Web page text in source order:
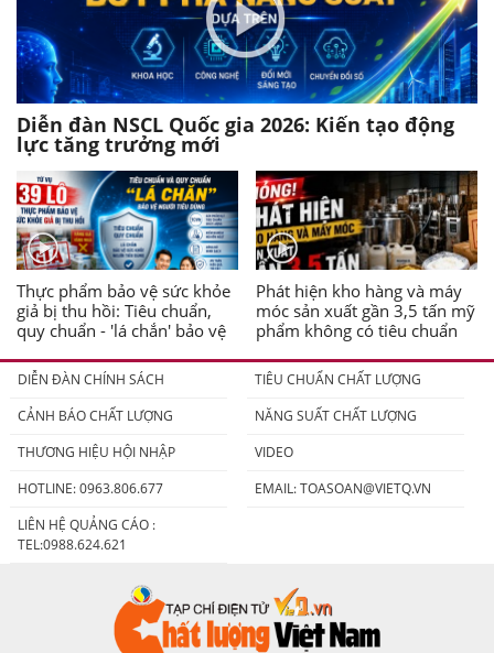
Diễn đàn NSCL Quốc gia 2026: Kiến tạo động
lực tăng trưởng mới
Thực phẩm bảo vệ sức khỏe
giả bị thu hồi: Tiêu chuẩn,
quy chuẩn - 'lá chắn' bảo vệ
Phát hiện kho hàng và máy
móc sản xuất gần 3,5 tấn mỹ
phẩm không có tiêu chuẩn
DIỄN ĐÀN CHÍNH SÁCH
TIÊU CHUẨN CHẤT LƯỢNG
CẢNH BÁO CHẤT LƯỢNG
NĂNG SUẤT CHẤT LƯỢNG
THƯƠNG HIỆU HỘI NHẬP
VIDEO
HOTLINE: 0963.806.677
EMAIL:TOASOAN@VIETQ.VN
LIÊN HỆ QUẢNG CÁO :
TEL:0988.624.621